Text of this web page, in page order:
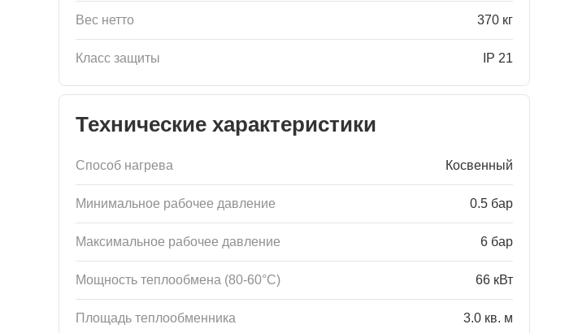
Вес нетто 370 кг
Класс защиты IP 21
Технические характеристики
Способ нагрева Косвенный
Минимальное рабочее давление 0.5 бар
Максимальное рабочее давление 6 бар
Мощность теплообмена (80-60°С) 66 кВт
Площадь теплообменника 3.0 кв. м